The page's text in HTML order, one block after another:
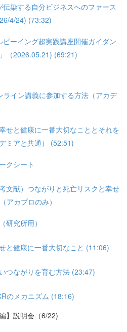
染する自分ビジネスへのファース
4/24) (73:32)
ーイング超実践講座開催ガイダン
（2026.05.21) (69:21)
ライン講義に参加する方法（アカデ
せと健康に一番大切なこととそれを
ミアと共通） (52:51)
クシート
文献）つながりと死亡リスクと幸せ
アカプロのみ）
研究所用）
と健康に一番大切なこと (11:06)
つながりを育む方法 (23:47)
のメカニズム (18:16)
】説明会（6/22)